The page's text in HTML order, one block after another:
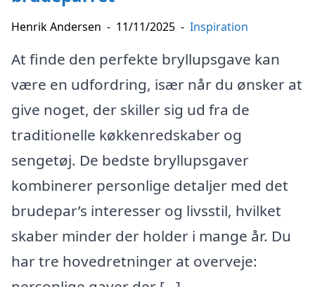
Henrik Andersen - 11/11/2025 - Inspiration
At finde den perfekte bryllupsgave kan
være en udfordring, især når du ønsker at
give noget, der skiller sig ud fra de
traditionelle køkkenredskaber og
sengetøj. De bedste bryllupsgaver
kombinerer personlige detaljer med det
brudepar’s interesser og livsstil, hvilket
skaber minder der holder i mange år. Du
har tre hovedretninger at overveje: